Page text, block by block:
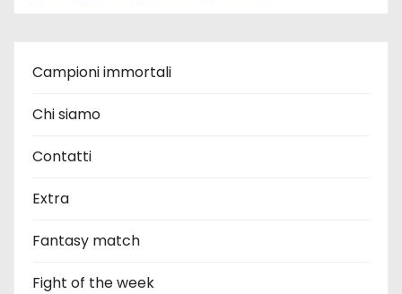
Campioni immortali
Chi siamo
Contatti
Extra
Fantasy match
Fight of the week